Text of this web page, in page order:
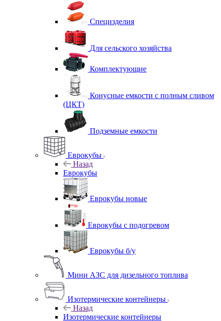
Специзделия
Для сельского хозяйства
Комплектующие
Конусные емкости с полным сливом
(ЦКТ)
Подземные емкости
Еврокубы
Назад
Еврокубы
Еврокубы новые
Еврокубы с подогревом
Еврокубы б/у
Мини АЗС для дизельного топлива
Изотермические контейнеры
Назад
Изотермические контейнеры